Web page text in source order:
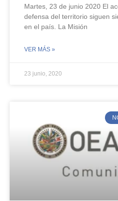
Martes, 23 de junio 2020 El
defensa del territorio siguen
en el país. La Misión
VER MÁS »
23 junio, 2020